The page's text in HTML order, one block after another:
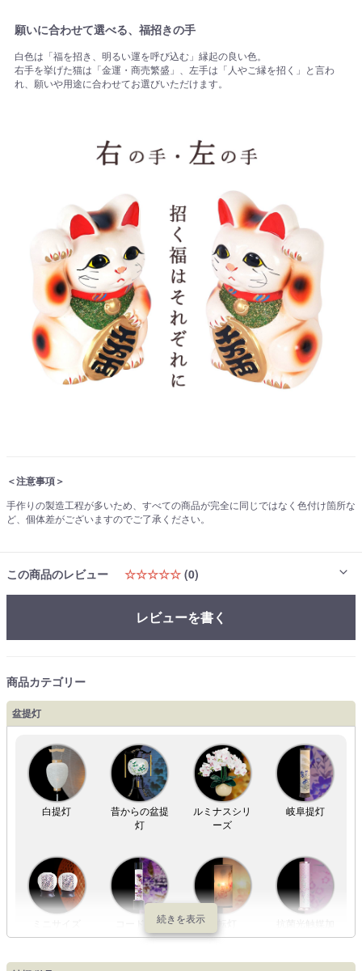
願いに合わせて選べる、福招きの手
白色は「福を招き、明るい運を呼び込む」縁起の良い色。
右手を挙げた猫は「金運・商売繁盛」、左手は「人やご縁を招く」と言わ
れ、願いや用途に合わせてお選びいただけます。
＜注意事項＞
手作りの製造工程が多いため、すべての商品が完全に同じではなく色付け箇所な
ど、個体差がございますのでご了承ください。
この商品のレビュー ☆☆☆☆☆ (0)
レビューを書く
商品カテゴリー
盆提灯
白提灯
昔からの盆提
灯
ルミナスシリ
ーズ
岐阜提灯
コードレス
工